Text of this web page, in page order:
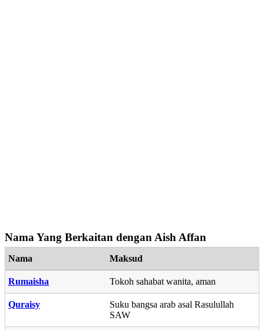
Nama Yang Berkaitan dengan Aish Affan
Nama Maksud
Rumaisha Tokoh sahabat wanita, aman
Quraisy
Suku bangsa arab asal Rasulullah
SAW